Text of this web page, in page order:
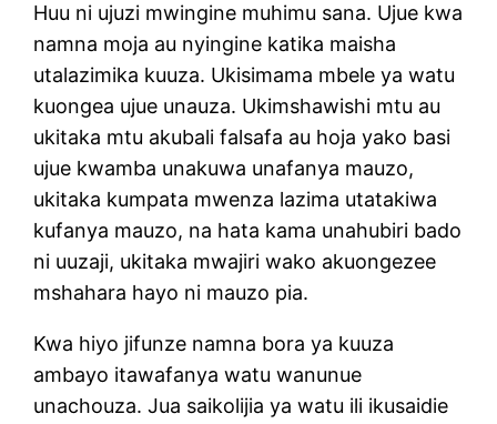
Huu ni ujuzi mwingine muhimu sana. Ujue kwa
namna moja au nyingine katika maisha
utalazimika kuuza. Ukisimama mbele ya watu
kuongea ujue unauza. Ukimshawishi mtu au
ukitaka mtu akubali falsafa au hoja yako basi
ujue kwamba unakuwa unafanya mauzo,
ukitaka kumpata mwenza lazima utatakiwa
kufanya mauzo, na hata kama unahubiri bado
ni uuzaji, ukitaka mwajiri wako akuongezee
mshahara hayo ni mauzo pia.
Kwa hiyo jifunze namna bora ya kuuza
ambayo itawafanya watu wanunue
unachouza. Jua saikolijia ya watu ili ikusaidie